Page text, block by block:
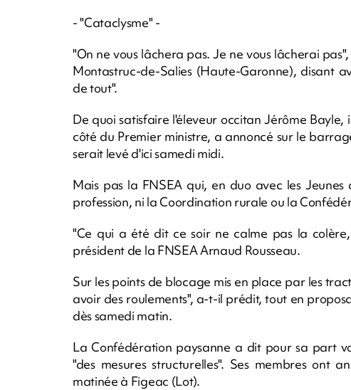
- "Cataclysme" -
"On ne vous lâchera pas. Je ne vous lâcherai
Montastruc-de-Salies (Haute-Garonne), disant
de tout".
De quoi satisfaire l'éleveur occitan Jérôme
côté du Premier ministre, a annoncé sur le
serait levé d'ici samedi midi.
Mais pas la FNSEA qui, en duo avec les
profession, ni la Coordination rurale ou la
"Ce qui a été dit ce soir ne calme pas la
président de la FNSEA Arnaud Rousseau.
Sur les points de blocage mis en place par les
avoir des roulements", a-t-il prédit, tout en
dès samedi matin.
La Confédération paysanne a dit pour sa part
"des mesures structurelles". Ses membres ont
matinée à Figeac (Lot).